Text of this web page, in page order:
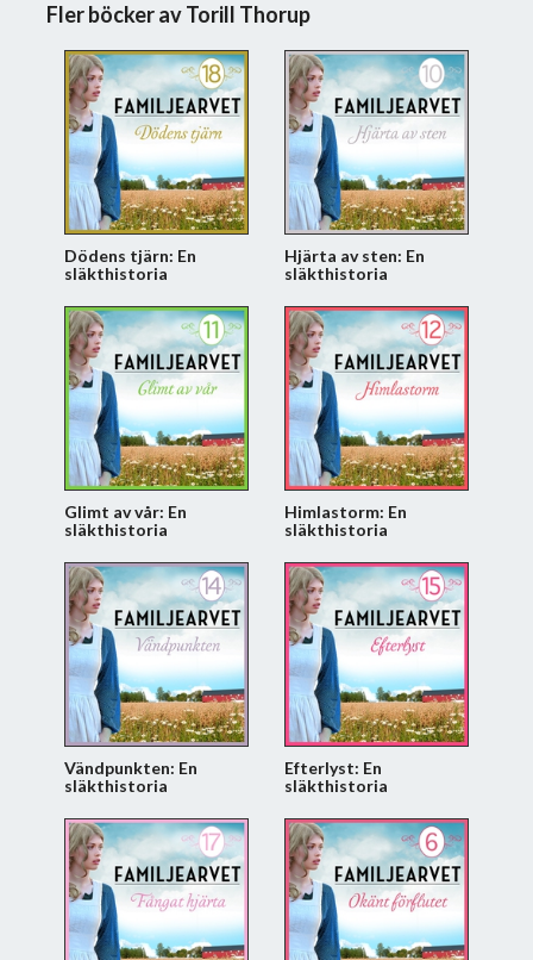
Fler böcker av Torill Thorup
Dödens tjärn: En
släkthistoria
Hjärta av sten: En
släkthistoria
Glimt av vår: En
släkthistoria
Himlastorm: En
släkthistoria
Vändpunkten: En
släkthistoria
Efterlyst: En
släkthistoria